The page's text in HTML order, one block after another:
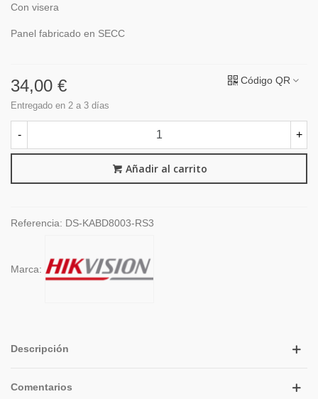
Con visera
Panel fabricado en SECC
34,00 €
Entregado en 2 a 3 días
Código QR
- +
Añadir al carrito
Referencia: DS-KABD8003-RS3
Marca:
Descripción
Comentarios